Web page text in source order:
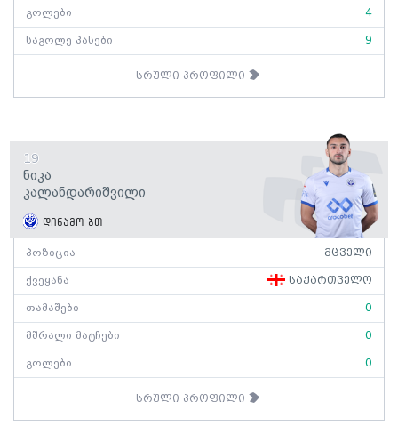
გოლები 4
საგოლე პასები 9
სრული პროფილი
19
Ნიკა
Კალანდარიშვილი
დინამო ბთ
პოზიცია მცველი
ქვეყანა საქართველო
თამაშები 0
მშრალი მატჩები 0
გოლები 0
სრული პროფილი